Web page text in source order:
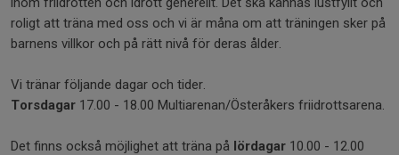
roligt att träna med oss och vi är måna om att träningen sker på
barnens villkor och på rätt nivå för deras ålder.
Vi tränar följande dagar och tider.
Torsdagar 17.00 - 18.00 Multiarenan/Österåkers friidrottsarena.
Det finns också möjlighet att träna på lördagar 10.00 - 12.00